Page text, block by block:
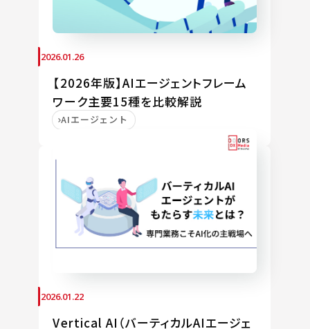
2026.01.26
【2026年版】AIエージェントフレーム
ワーク主要15種を比較解説
AIエージェント
2026.01.22
Vertical AI（バーティカルAIエージェ